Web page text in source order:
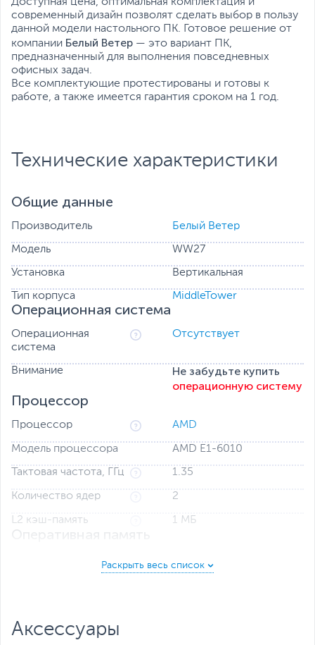
современный дизайн позволят сделать выбор в пользу
данной модели настольного ПК. Готовое решение от
компании Белый Ветер — это вариант ПК,
предназначенный для выполнения повседневных
офисных задач.
Все комплектующие протестированы и готовы к
работе, а также имеется гарантия сроком на 1 год.
Технические характеристики
Общие данные
Производитель Белый Ветер
Модель WW27
Установка Вертикальная
Тип корпуса MiddleTower
Операционная система
Операционная
система
Отсутствует
Внимание
Не забудьте купить
операционную систему
Процессор
Процессор AMD
Модель процессора AMD E1-6010
Тактовая частота, ГГц 1.35
Количество ядер 2
L2 кэш-память 1 МБ
Оперативная память
Оперативная память
Расширение
оперативной памяти
Аксессуары